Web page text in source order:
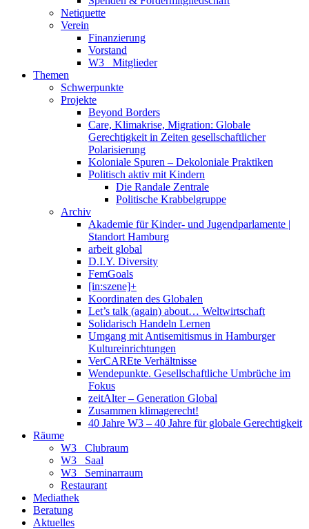
Netiquette
Verein
Finanzierung
Vorstand
W3_ Mitglieder
Themen
Schwerpunkte
Projekte
Beyond Borders
Care, Klimakrise, Migration: Globale
Gerechtigkeit in Zeiten gesellschaftlicher
Polarisierung
Koloniale Spuren – Dekoloniale Praktiken
Politisch aktiv mit Kindern
Die Randale Zentrale
Politische Krabbelgruppe
Archiv
Akademie für Kinder- und Jugendparlamente |
Standort Hamburg
arbeit global
D.I.Y. Diversity
FemGoals
[in:szene]+
Koordinaten des Globalen
Let’s talk (again) about… Weltwirtschaft
Solidarisch Handeln Lernen
Umgang mit Antisemitismus in Hamburger
Kultureinrichtungen
VerCAREte Verhältnisse
Wendepunkte. Gesellschaftliche Umbrüche im
Fokus
zeitAlter – Generation Global
Zusammen klimagerecht!
40 Jahre W3 – 40 Jahre für globale Gerechtigkeit
Räume
W3_ Clubraum
W3_ Saal
W3_ Seminarraum
Restaurant
Mediathek
Beratung
Aktuelles